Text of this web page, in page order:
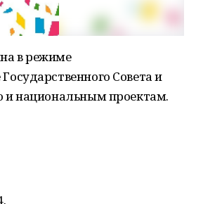
в режиме
Совета и
и национальным проектам.